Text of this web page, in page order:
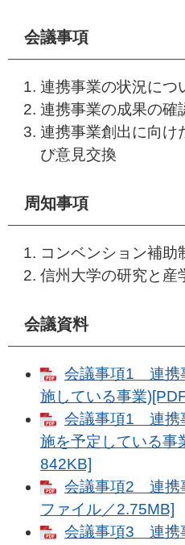
会議事項
連携事業の状況につ
連携事業の成果の確
連携事業創出に向け
び意見交換
周知事項
コンベンション補助
信州大学の研究と産
会議資料
会議事項1 連携
施している事業
会議事項1 連携
施を予定している事
842KB]
会議事項2 連携
ファイル／2.75MB]
会議事項3 連携